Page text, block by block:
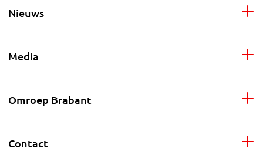
Nieuws
Media
Omroep Brabant
Contact